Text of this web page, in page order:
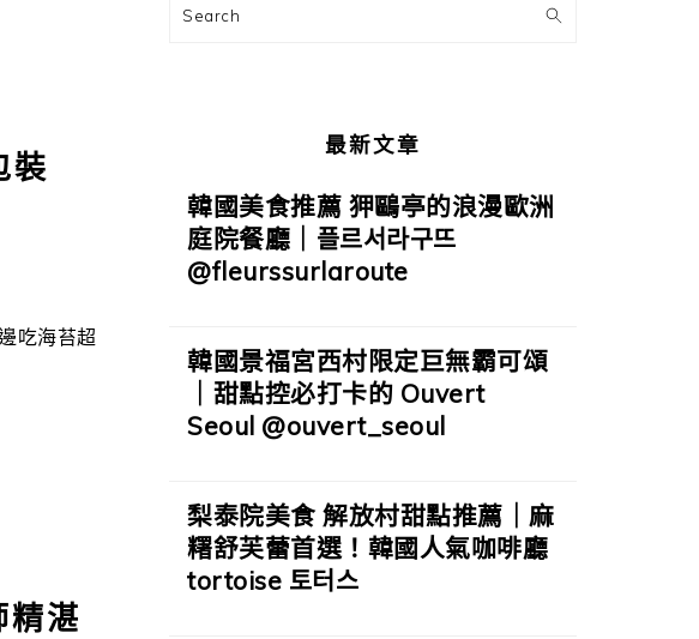
裝
吃海苔超
精湛
欄
Search
最新文章
韓國美食推薦 狎鷗亭的浪漫歐洲
庭院餐廳｜플르서라구뜨
@fleurssurlaroute
韓國景福宮西村限定巨無霸可頌
｜甜點控必打卡的 Ouvert
Seoul @ouvert_seoul
梨泰院美食 解放村甜點推薦｜麻
糬舒芙蕾首選！韓國人氣咖啡廳
tortoise 토터스